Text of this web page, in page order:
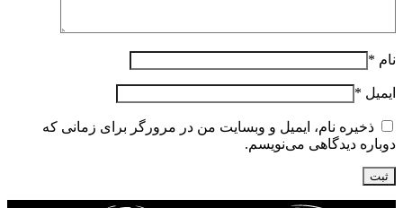
نام *
ایمیل *
ذخیره نام، ایمیل و وبسایت من در مرورگر برای زمانی که
دوباره دیدگاهی می‌نویسم.